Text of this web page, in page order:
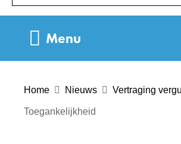
o
e
Menu
Home Nieuws Vertraging
Toegankelijkheid